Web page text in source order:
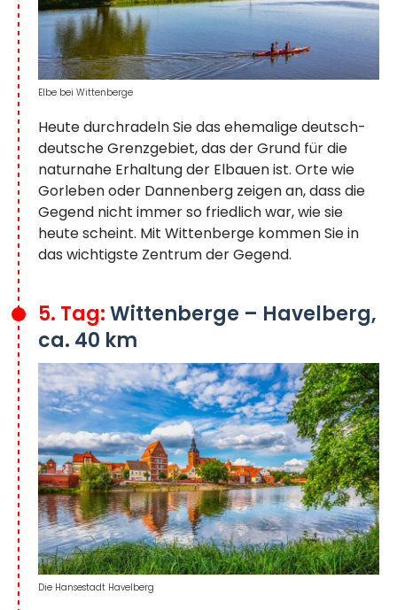
Heute durchradeln Sie das ehemalige deutsch-
deutsche Grenzgebiet, das der Grund für die
naturnahe Erhaltung der Elbauen ist. Orte wie
Gorleben oder Dannenberg zeigen an, dass die
Gegend nicht immer so friedlich war, wie sie
heute scheint. Mit Wittenberge kommen Sie in
das wichtigste Zentrum der Gegend.
Elbe bei Wittenberge
5. Tag:Wittenberge – Havelberg,
ca. 40 km
Die Hansestadt Havelberg